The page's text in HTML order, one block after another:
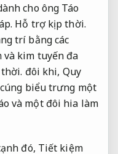
cho ông Táo
Hỗ trợ kịp thời.
trí bằng các
kim tuyến đa
đôi khi, Quy
biểu trưng một
và một đôi hia làm
đó, Tiết kiệm